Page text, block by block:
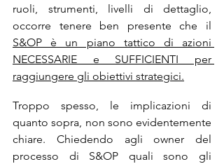
ruoli, strumenti, livelli di dettaglio,
S&OP è un piano tattico di azioni
NECESSARIE e SUFFICIENTI per
raggiungere gli obiettivi strategici.
Troppo spesso, le implicazioni di
quanto sopra, non sono evidentemente
chiare. Chiedendo agli owner del
processo di S&OP quali sono gli